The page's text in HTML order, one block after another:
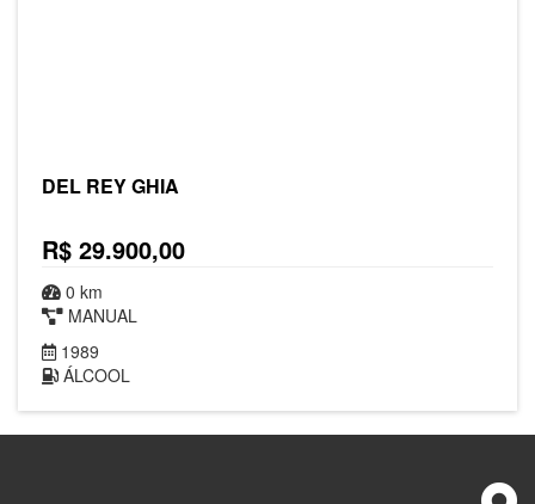
DEL REY GHIA
R$ 29.900,00
0 km
MANUAL
1989
ÁLCOOL